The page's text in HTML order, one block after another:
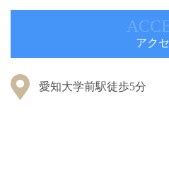
アク
愛知大学前駅徒歩5分